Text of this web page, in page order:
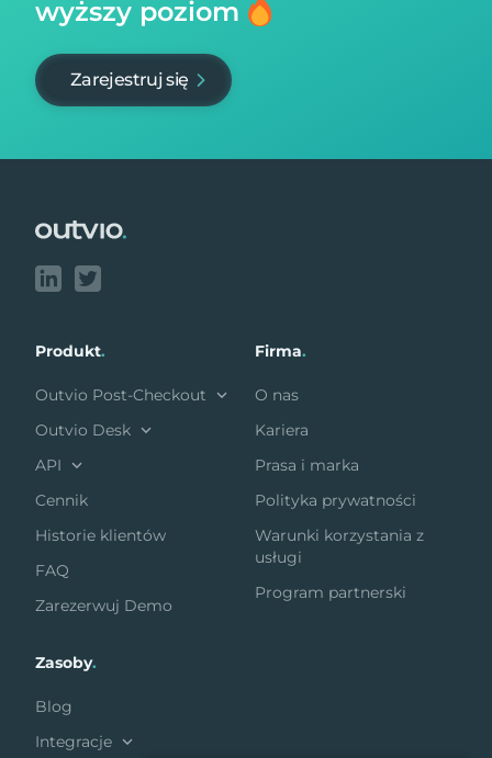
wyższy poziom
Zarejestruj się
Produkt.
Outvio Post-Checkout
Outvio Desk
API
Cennik
Historie klientów
FAQ
Zarezerwuj Demo
Firma.
O nas
Kariera
Prasa i marka
Polityka prywatności
Warunki korzystania z
usługi
Program partnerski
Zasoby.
Blog
Integracje